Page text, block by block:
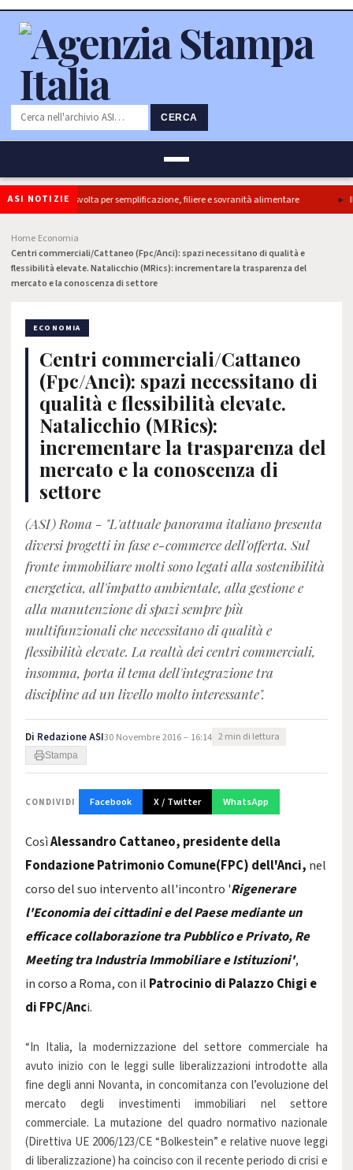
CERCA
ASI NOTIZIE
ok Camera e’ svolta per semplificazione, filiere e sovranità alimentare Il
Home Economia
Centri commerciali/Cattaneo (Fpc/Anci): spazi necessitano di qualità e
flessibilità elevate. Natalicchio (MRics): incrementare la trasparenza del
mercato e la conoscenza di settore
ECONOMIA
Centri commerciali/Cattaneo
(Fpc/Anci): spazi necessitano di
qualità e flessibilità elevate.
Natalicchio (MRics):
incrementare la trasparenza del
mercato e la conoscenza di
settore
(ASI) Roma - "L'attuale panorama italiano presenta
diversi progetti in fase e-commerce dell'offerta. Sul
fronte immobiliare molti sono legati alla sostenibilità
energetica, all'impatto ambientale, alla gestione e
alla manutenzione di spazi sempre più
multifunzionali che necessitano di qualità e
flessibilità elevate. La realtà dei centri commerciali,
insomma, porta il tema dell'integrazione tra
discipline ad un livello molto interessante".
Di Redazione ASI30 Novembre 2016 – 16:14 2 min di lettura
Stampa
CONDIVIDI Facebook X / Twitter WhatsApp
CosìAlessandro Cattaneo, presidente della
Fondazione Patrimonio Comune(FPC) dell'Anci, nel
corso del suo intervento all'incontro 'Rigenerare
l'Economia dei cittadini e del Paese mediante un
efficace collaborazione tra Pubblico e Privato, Re
Meeting tra Industria Immobiliare e Istituzioni',
in corso a Roma, con il Patrocinio di Palazzo Chigi e
di FPC/Anci.
“In Italia, la modernizzazione del settore commerciale ha
avuto inizio con le leggi sulle liberalizzazioni introdotte alla
fine degli anni Novanta, in concomitanza con l’evoluzione del
mercato degli investimenti immobiliari nel settore
commerciale. La mutazione del quadro normativo nazionale
(Direttiva UE 2006/123/CE “Bolkestein” e relative nuove leggi
di liberalizzazione) ha coinciso con il recente periodo di crisi e